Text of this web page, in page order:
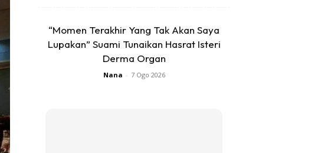
“Momen Terakhir Yang Tak Akan Saya
Lupakan” Suami Tunaikan Hasrat Isteri
Derma Organ
Nana - 7 Ogo 2026